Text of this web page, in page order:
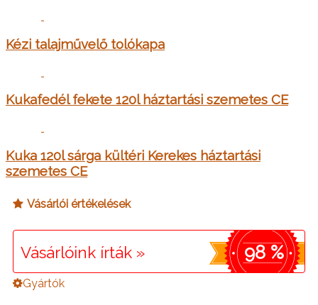
Kézi talajművelő tolókapa
Kukafedél fekete 120l háztartási szemetes CE
Kuka 120l sárga kültéri Kerekes háztartási
szemetes CE
Vásárlói értékelések
Vásárlóink írták » 98 %
Gyártók